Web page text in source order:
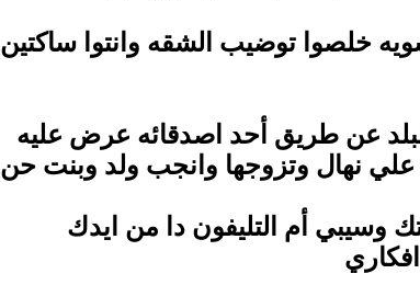
خلصوا توضيب الشقه وانتوا ساكتين
عن طريق أحد اصدقائه عرض عليه
نهال وتزوجها وانجب ولد وبنت حن
أم التليفون دا من ايدك